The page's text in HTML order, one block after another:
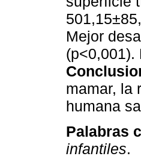
Mejor
(p<0,001).
mamar, la
humana
Palabras
infantiles.